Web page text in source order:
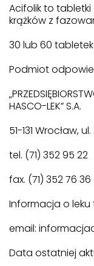
Acifolik to tabletki
krążków z
30 lub 60 tabletek
Podmiot
HASCO-LEK” S.A.
51-131 Wrocław,
tel. (71) 352 95 22
fax. (71) 352 76 36
Informacja o leku
email:
Data ostatniej